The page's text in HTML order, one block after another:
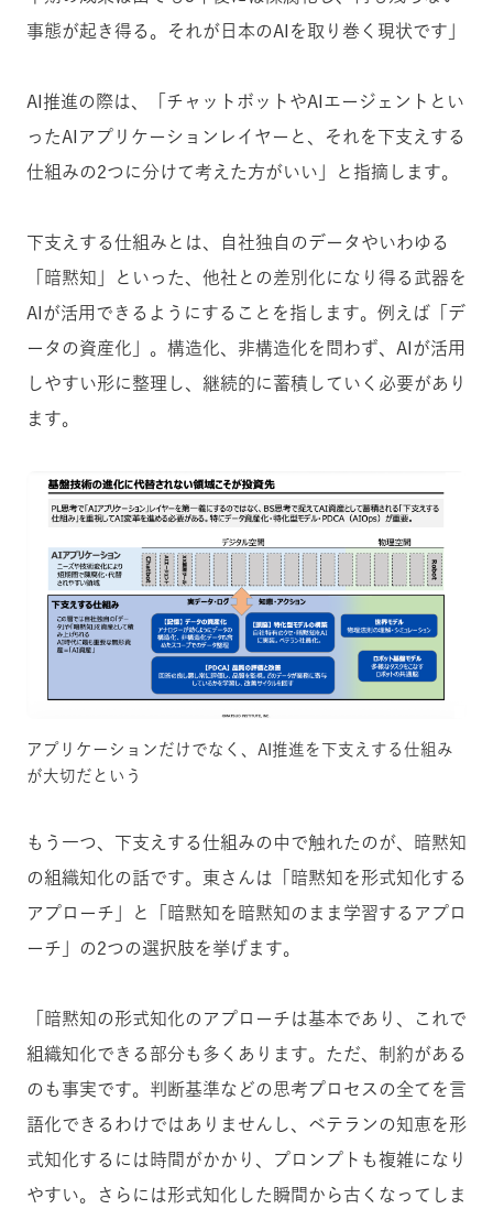
事態が起き得る。それが日本のAIを取り巻く現状です」
AI推進の際は、「チャットボットやAIエージェントとい
ったAIアプリケーションレイヤーと、それを下支えする
仕組みの2つに分けて考えた方がいい」と指摘します。
下支えする仕組みとは、自社独自のデータやいわゆる
「暗黙知」といった、他社との差別化になり得る武器を
AIが活用できるようにすることを指します。例えば「デ
ータの資産化」。構造化、非構造化を問わず、AIが活用
しやすい形に整理し、継続的に蓄積していく必要があり
ます。
アプリケーションだけでなく、AI推進を下支えする仕組み
が大切だという
もう一つ、下支えする仕組みの中で触れたのが、暗黙知
の組織知化の話です。東さんは「暗黙知を形式知化する
アプローチ」と「暗黙知を暗黙知のまま学習するアプロ
ーチ」の2つの選択肢を挙げます。
「暗黙知の形式知化のアプローチは基本であり、これで
組織知化できる部分も多くあります。ただ、制約がある
のも事実です。判断基準などの思考プロセスの全てを言
語化できるわけではありませんし、ベテランの知恵を形
式知化するには時間がかかり、プロンプトも複雑になり
やすい。さらには形式知化した瞬間から古くなってしま